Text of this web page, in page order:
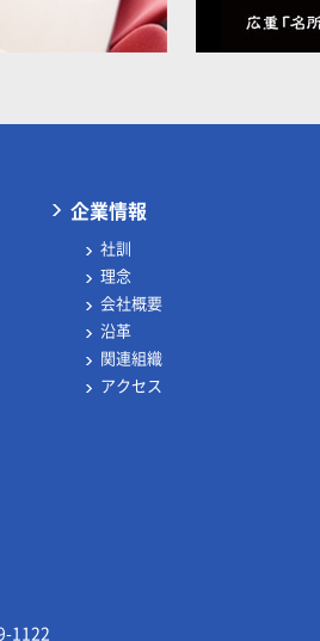
企業情報
社訓
理念
会社概要
沿革
関連組織
アクセス
1122